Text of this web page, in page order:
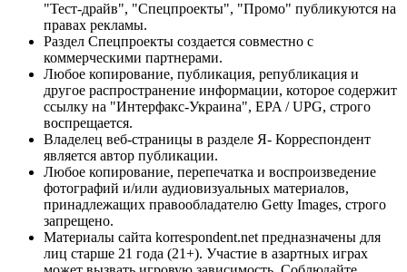
"Тест-драйв", "Спецпроекты", "Промо" публикуются на
правах рекламы.
Раздел Спецпроекты создается совместно с
коммерческими партнерами.
Любое копирование, публикация, републикация и
другое распространение информации, которое содержит
ссылку на "Интерфакс-Украина", EPA / UPG, строго
воспрещается.
Владелец веб-страницы в разделе Я- Корреспондент
является автор публикации.
Любое копирование, перепечатка и воспроизведение
фотографий и/или аудиовизуальных материалов,
принадлежащих правообладателю Getty Images, строго
запрещено.
Материалы сайта korrespondent.net предназначены для
лиц старше 21 года (21+). Участие в азартных играх